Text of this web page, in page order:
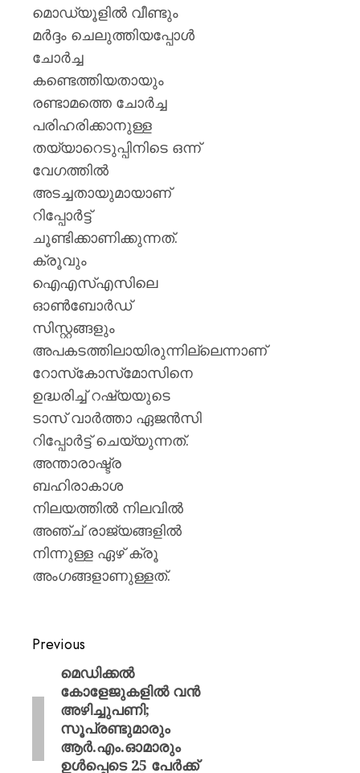
മൊഡ്യൂളിൽ വീണ്ടും
മർദ്ദം ചെലുത്തിയപ്പോൾ
ചോർച്ച
കണ്ടെത്തിയതായും
രണ്ടാമത്തെ ചോർച്ച
പരിഹരിക്കാനുള്ള
തയ്യാറെടുപ്പിനിടെ ഒന്ന്
വേഗത്തിൽ
അടച്ചതായുമായാണ്
റിപ്പോർട്ട്
ചൂണ്ടിക്കാണിക്കുന്നത്.
ക്രൂവും
ഐ‌എസ്‌എസിലെ
ഓൺബോർഡ്
സിസ്റ്റങ്ങളും
അപകടത്തിലായിരുന്നില്ലെന്നാണ്
റോസ്‌കോസ്‌മോസിനെ
ഉദ്ധരിച്ച് റഷ്യയുടെ
ടാസ് വാർത്താ ഏജൻസി
റിപ്പോർട്ട് ചെയ്യുന്നത്.
അന്താരാഷ്ട്ര
ബഹിരാകാശ
നിലയത്തില്‍ നിലവില്‍
അഞ്ച് രാജ്യങ്ങളില്‍
നിന്നുള്ള ഏഴ് ക്രൂ
അംഗങ്ങളാണുള്ളത്.
Previous
മെഡിക്കൽ
കോളേജുകളിൽ വൻ
അഴിച്ചുപണി;
സൂപ്രണ്ടുമാരും
ആർ.എം.ഓമാരും
ഉൾപ്പെടെ 25 പേർക്ക്